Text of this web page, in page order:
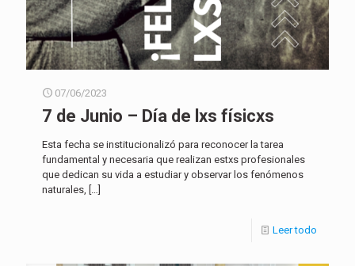
07/06/2023
7 de Junio – Día de lxs físicxs
Esta fecha se institucionalizó para reconocer la tarea
fundamental y necesaria que realizan estxs profesionales
que dedican su vida a estudiar y observar los fenómenos
naturales, […]
Leer todo